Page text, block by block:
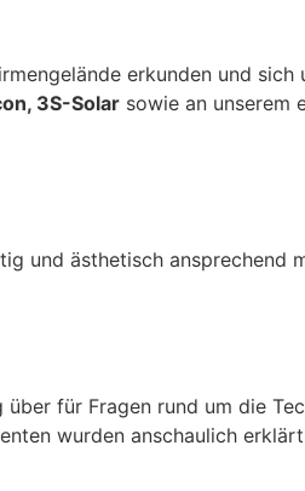
erkunden und
3S-Solar sowie an unserem
und ästhetisch ansprechend
für Fragen rund um die
wurden anschaulich